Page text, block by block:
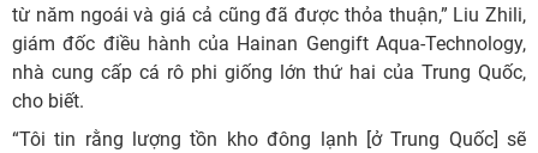
từ năm ngoái và giá cả cũng đã được thỏa thuận,” Liu Zhili,
giám đốc điều hành của Hainan Gengift Aqua-Technology,
nhà cung cấp cá rô phi giống lớn thứ hai của Trung Quốc,
cho biết.
“Tôi tin rằng lượng tồn kho đông lạnh [ở Trung Quốc] sẽ